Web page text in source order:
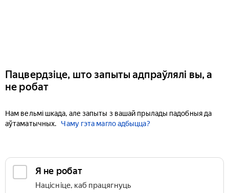
Пацвердзіце, што запыты адпраўлялі вы, а
не робат
Нам вельмі шкада, але запыты з вашай прылады падобныя да
аўтаматычных.
Чаму гэта магло адбыцца?
Я не робат
Націсніце, каб працягнуць